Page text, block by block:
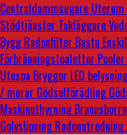
Centraldammsugare Uterum
Stödtjänster Takläggare
ByggRadonfilter Bastu
Förbränningstoaletter Pooler
Utespa Bryggor LED
/ murar Gödselförädling
Maskinuthyrning
GolvslipningRadonutredning